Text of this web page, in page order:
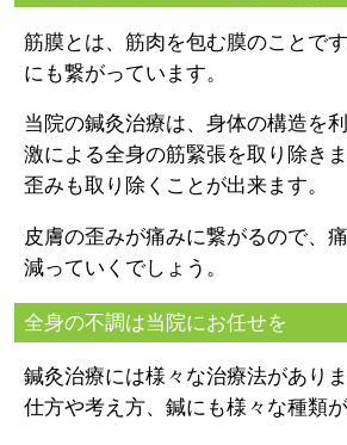
筋膜とは、筋肉を包む膜のことで
にも繋がっています。
当院の鍼灸治療は、身体の構造を
激による全身の筋緊張を取り除き
歪みも取り除くことが出来ます。
皮膚の歪みが痛みに繋がるので、
減っていくでしょう。
全身の不調は当院にお任せを
鍼灸治療には様々な治療法があり
仕方や考え方、鍼にも様々な種類